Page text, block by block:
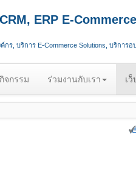
ERP E-
ร, บริการ E-Commerce Solutions, บริการ
จกรรม ร่วมงานกับเรา เ